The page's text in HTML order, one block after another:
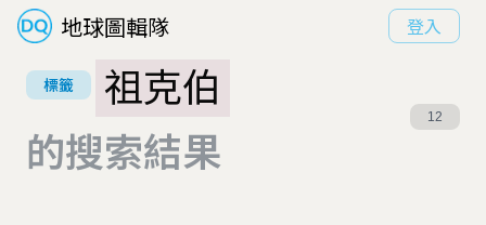
地球圖輯隊 登入
標籤
祖克伯
的搜索結果
12